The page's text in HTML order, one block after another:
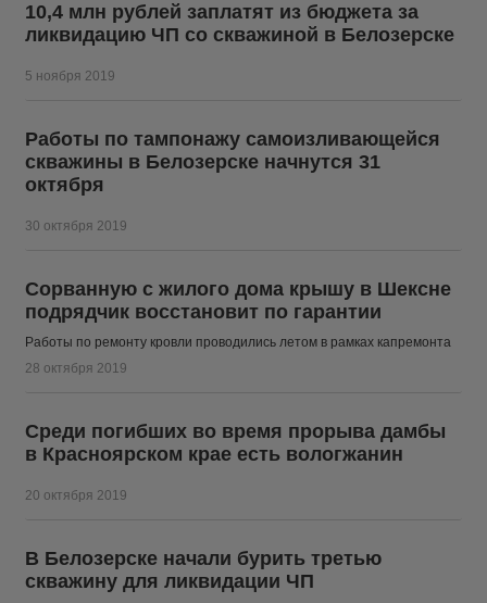
10,4 млн рублей заплатят из бюджета за
ликвидацию ЧП со скважиной в Белозерске
5 ноября 2019
Работы по тампонажу самоизливающейся
скважины в Белозерске начнутся 31
октября
30 октября 2019
Сорванную с жилого дома крышу в Шексне
подрядчик восстановит по гарантии
Работы по ремонту кровли проводились летом в рамках капремонта
28 октября 2019
Среди погибших во время прорыва дамбы
в Красноярском крае есть вологжанин
20 октября 2019
В Белозерске начали бурить третью
скважину для ликвидации ЧП